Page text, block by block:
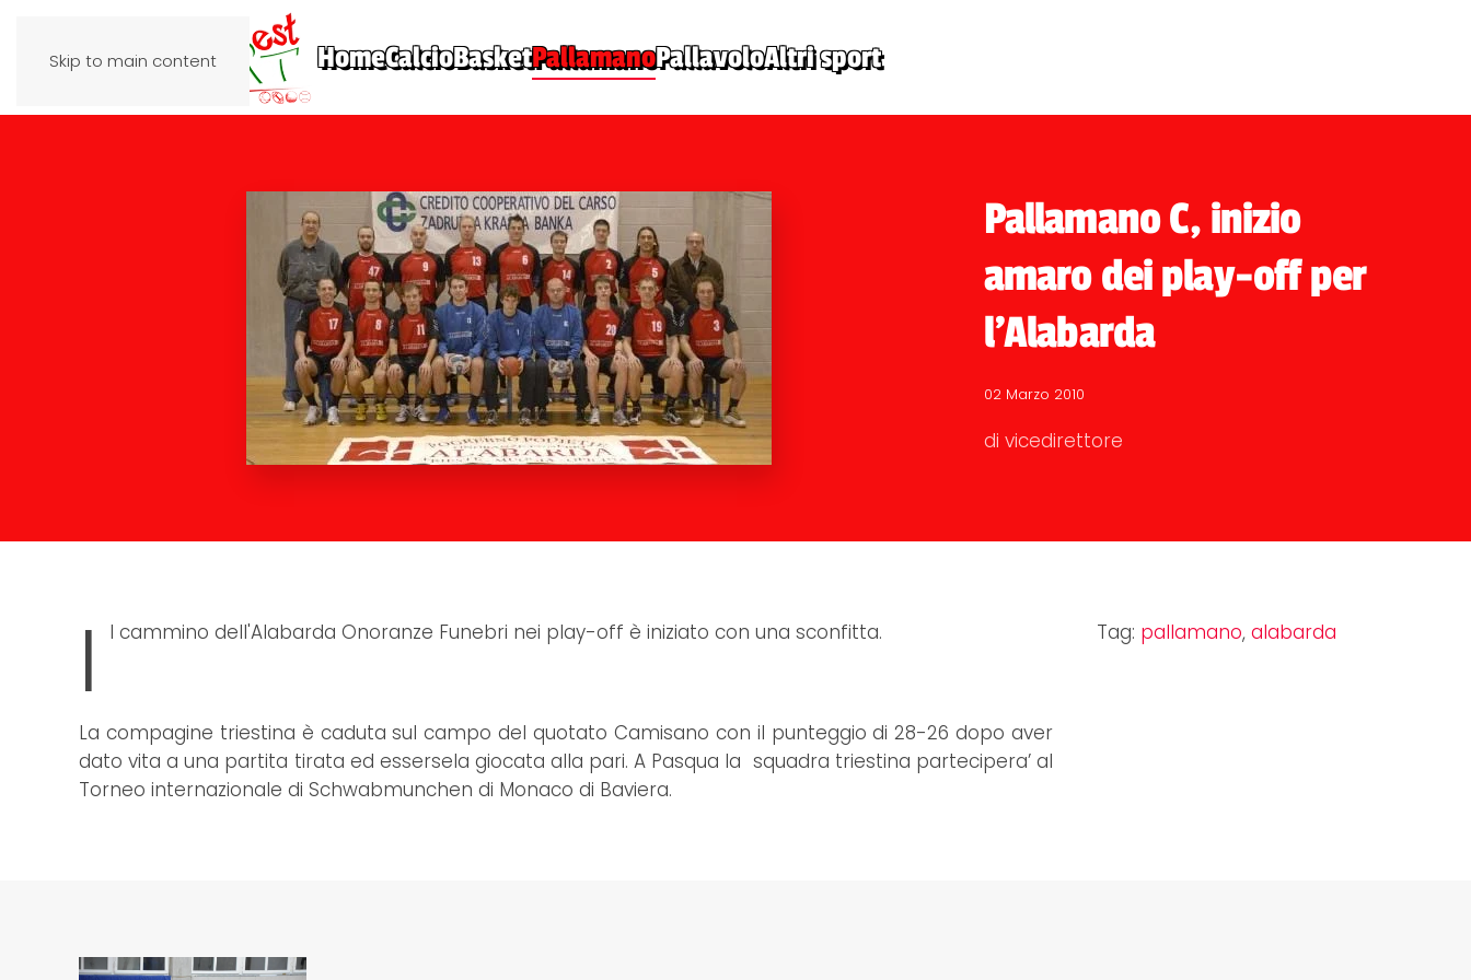
Skip to main content HomeCalcioBasketPallamanoPallavoloAltri sport
Pallamano C, inizio
amaro dei play-off per
l'Alabarda
02 Marzo 2010
di vicedirettore
I l cammino dell'Alabarda Onoranze Funebri nei play-off è iniziato con una sconfitta.
La compagine triestina è caduta sul campo del quotato Camisano con il punteggio di 28-26 dopo aver
dato vita a una partita tirata ed essersela giocata alla pari. A Pasqua la squadra triestina partecipera’ al
Torneo internazionale di Schwabmunchen di Monaco di Baviera.
Tag: pallamano, alabarda